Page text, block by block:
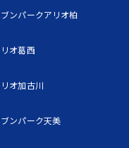
ンパークアリオ柏
オ葛西
オ加古川
ンパーク天美